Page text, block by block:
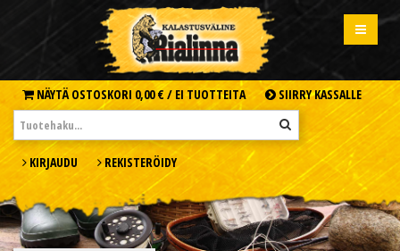
NÄYTÄ OSTOSKORI 0,00 € / EI TUOTTEITA SIIRRY KASSALLE
KIRJAUDU REKISTERÖIDY